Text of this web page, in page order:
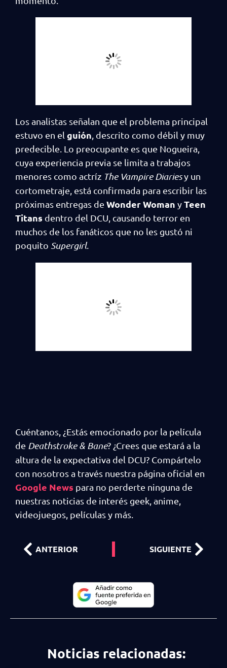
Los analistas señalan que el problema principal
estuvo en el guión, descrito como débil y muy
predecible. Lo preocupante es que Nogueira,
cuya experiencia previa se limita a trabajos
menores como actríz The Vampire Diariesy un
cortometraje, está confirmada para escribir las
próximas entregas de Wonder Woman yTeen
Titans dentro del DCU, causando terror en
muchos de los fanáticos que no les gustó ni
poquito Supergirl.
Cuéntanos, ¿Estás emocionado por la película
de Deathstroke & Bane? ¿Crees que estará a la
altura de la expectativa del DCU? Compártelo
con nosotros a través nuestra página oficial en
Google News para no perderte ninguna de
nuestras noticias de interés geek, anime,
videojuegos, películas y más.
ANTERIOR SIGUIENTE
Noticias relacionadas: